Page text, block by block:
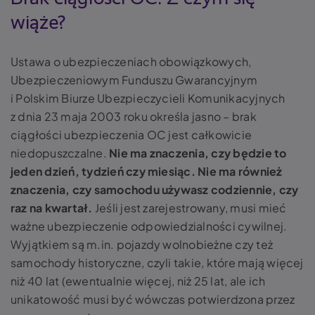
wiąże?
Ustawa o ubezpieczeniach obowiązkowych,
Ubezpieczeniowym Funduszu Gwarancyjnym
i Polskim Biurze Ubezpieczycieli Komunikacyjnych
z dnia 23 maja 2003 roku określa jasno – brak
ciągłości ubezpieczenia OC jest całkowicie
niedopuszczalne. Nie ma znaczenia, czy będzie to
jeden dzień, tydzień czy miesiąc. Nie ma również
znaczenia, czy samochodu używasz codziennie, czy
raz na kwartał. Jeśli jest zarejestrowany, musi mieć
ważne ubezpieczenie odpowiedzialności cywilnej.
Wyjątkiem są m.in. pojazdy wolnobieżne czy też
samochody historyczne, czyli takie, które mają więcej
niż 40 lat (ewentualnie więcej, niż 25 lat, ale ich
unikatowość musi być wówczas potwierdzona przez